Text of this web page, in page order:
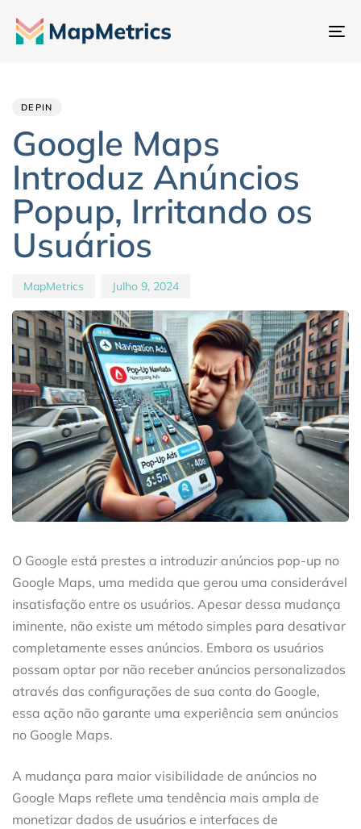
DEPIN
Google Maps
Introduz Anúncios
Popup, Irritando os
Usuários
MapMetrics Julho 9, 2024
O Google está prestes a introduzir anúncios pop-up no
Google Maps, uma medida que gerou uma considerável
insatisfação entre os usuários. Apesar dessa mudança
iminente, não existe um método simples para desativar
completamente esses anúncios. Embora os usuários
possam optar por não receber anúncios personalizados
através das configurações de sua conta do Google,
essa ação não garante uma experiência sem anúncios
no Google Maps.
A mudança para maior visibilidade de anúncios no
Google Maps reflete uma tendência mais ampla de
monetizar dados de usuários e interfaces de